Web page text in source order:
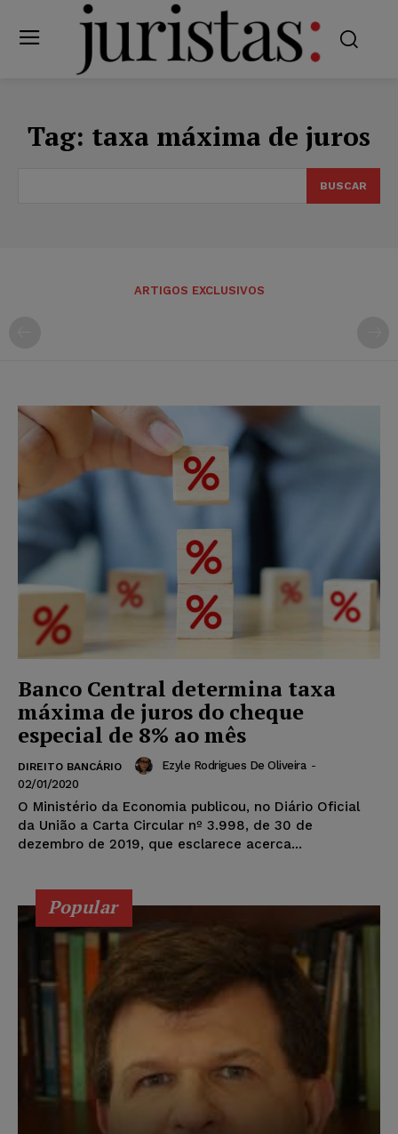
Tag: taxa máxima de juros
BUSCAR
ARTIGOS EXCLUSIVOS
Banco Central determina taxa
máxima de juros do cheque
especial de 8% ao mês
DIREITO BANCÁRIO Ezyle Rodrigues De Oliveira -
02/01/2020
O Ministério da Economia publicou, no Diário Oficial
da União a Carta Circular nº 3.998, de 30 de
dezembro de 2019, que esclarece acerca...
Popular